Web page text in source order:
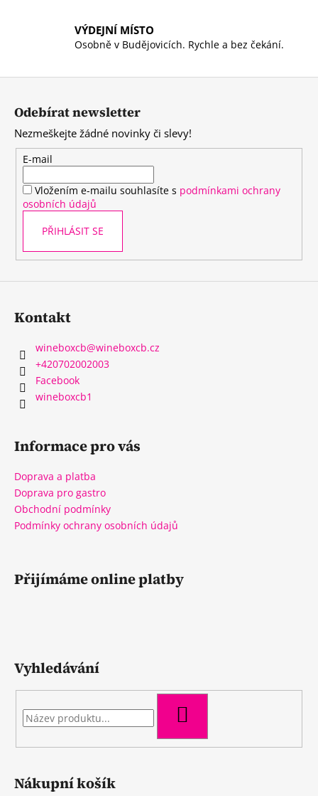
VÝDEJNÍ MÍSTO
Osobně v Budějovicích. Rychle a bez čekání.
Odebírat newsletter
Nezmeškejte žádné novinky či slevy!
E-mail
Vložením e-mailu souhlasíte s podmínkami ochrany
osobních údajů
PŘIHLÁSIT SE
Kontakt
wineboxcb@wineboxcb.cz
+420702002003
Facebook
wineboxcb1
Informace pro vás
Doprava a platba
Doprava pro gastro
Obchodní podmínky
Podmínky ochrany osobních údajů
Přijímáme online platby
Vyhledávání
Nákupní košík